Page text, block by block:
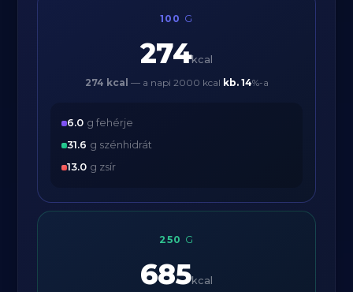
100 G
274kcal
274 kcal — a napi 2000 kcal kb. 14%-a
6.0 g fehérje
31.6 g szénhidrát
13.0 g zsír
250 G
685kcal